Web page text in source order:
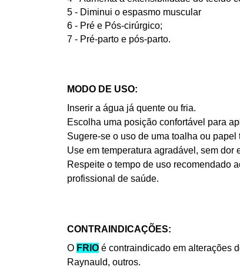
5 - Diminui o espasmo muscular
6 - Pré e Pós-cirúrgico;
7 - Pré-parto e pós-parto.
MODO DE USO:
Inserir a água já quente ou fria.
Escolha uma posição confortável para
Sugere-se o uso de uma toalha ou
Use em temperatura agradável, sem dor
Respeite o tempo de uso recomendado
profissional de saúde.
CONTRAINDICAÇÕES:
O FRIO é contraindicado em alterações
Raynauld, outros.